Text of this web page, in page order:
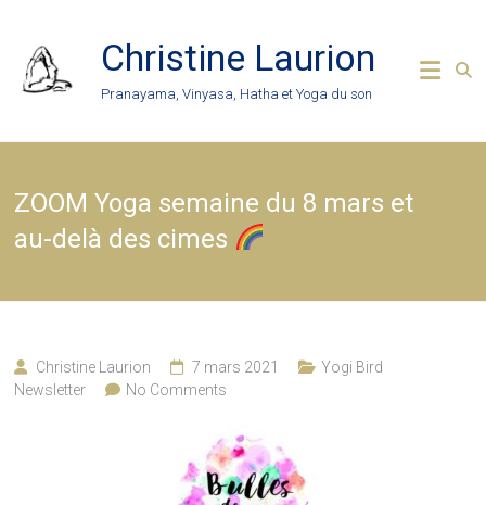
content
Christine Laurion
Pranayama, Vinyasa, Hatha et Yoga du son
ZOOM Yoga semaine du 8 mars et
au-delà des cimes
Christine Laurion 7 mars 2021
Yogi Bird
Newsletter
No Comments